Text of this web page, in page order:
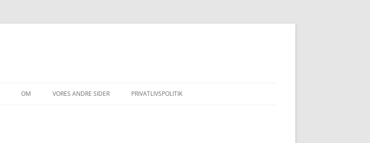
OM VORES ANDRE SIDER PRIVATLIVSPOLITIK